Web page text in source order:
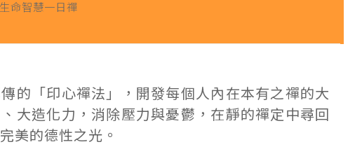
的「印心禪法」，開發每個人內在本有之禪的大
大造化力，消除壓力與憂鬱，在靜的禪定中尋回
美的德性之光。